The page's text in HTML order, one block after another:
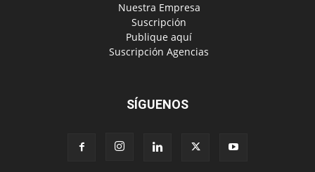
‎ Nuestra Empresa
‎ Suscripción
‎ Publique aquí
‎ Suscripción Agencias
SÍGUENOS